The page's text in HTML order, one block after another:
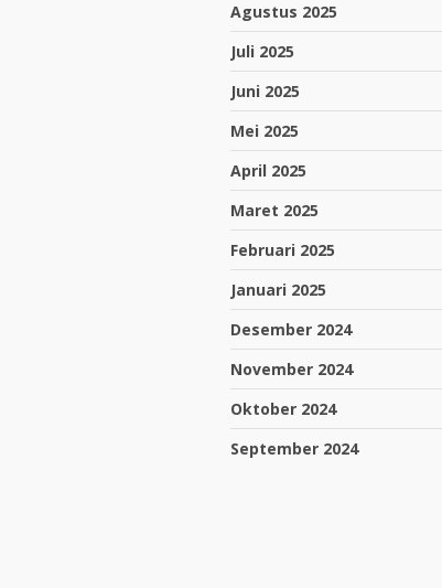
Agustus 2025
Juli 2025
Juni 2025
Mei 2025
April 2025
Maret 2025
Februari 2025
Januari 2025
Desember 2024
November 2024
Oktober 2024
September 2024